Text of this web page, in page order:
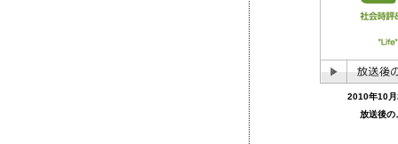
2010年10月
放送後の